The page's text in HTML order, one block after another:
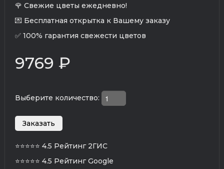
🌹 Свежие цветы ежедневно!
💌 Бесплатная открытка к Вашему заказу
✅ 100% гарантия свежести цветов
9769 ₽
Выберите количество:
⭐⭐⭐⭐⭐ 4.5 Рейтинг 2ГИС
⭐⭐⭐⭐⭐ 4.5 Рейтинг Google